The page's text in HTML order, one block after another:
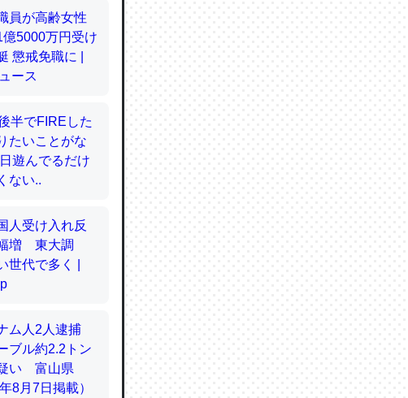
仮説
拮抗してるので
ウムを使わずキ